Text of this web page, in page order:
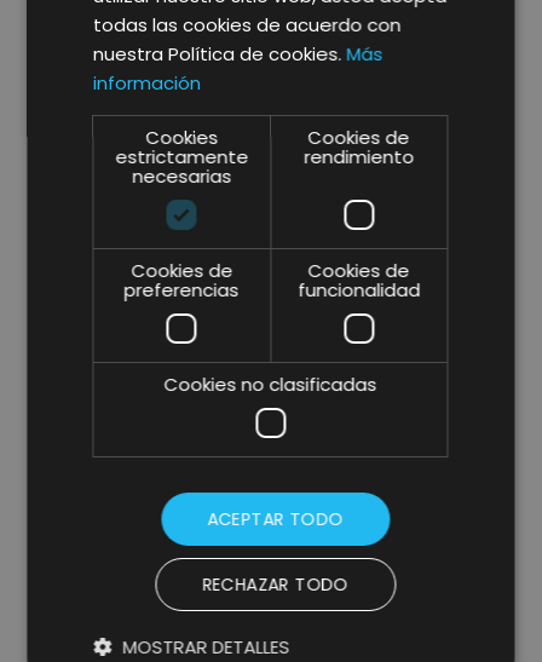
* campos obligatorios.
He leído y acepto la
Política de Privacidad y Aviso
y consiento expresamente a Lifting Group para
formulario para estar en contacto conmigo y para
todas las cookies de acuerdo con
nuestra Política de cookies.Más
información
Cookies
estrictamente
necesarias
Cookies de
rendimiento
Cookies de
preferencias
Cookies de
funcionalidad
Cookies no clasificadas
ACEPTAR TODO
RECHAZAR TODO
MOSTRAR DETALLES